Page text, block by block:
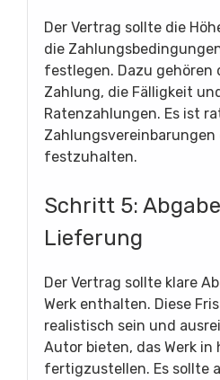
Der Vertrag sollte die
die
festlegen. Dazu gehören
Zahlung, die Fälligkeit
Ratenzahlungen. Es ist
festzuhalten.
Schritt 5:
Lieferung
Der Vertrag sollte klare
Werk enthalten. Diese
realistisch sein und
Autor bieten, das Werk in
fertigzustellen. Es sollte